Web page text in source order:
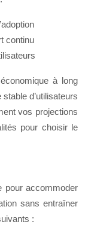
continu
à long
d’utilisateurs
vos projections
pour choisir le
pour accommoder
sans entraîner
: